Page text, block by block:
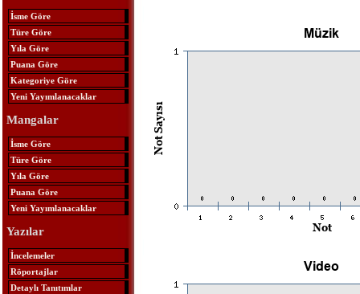
İsme Göre
Türe Göre
Yıla Göre
Puana Göre
Kategoriye Göre
Yeni Yayımlanacaklar
Mangalar
İsme Göre
Türe Göre
Yıla Göre
Puana Göre
Yeni Yayımlanacaklar
Yazılar
İncelemeler
Röportajlar
Detaylı Tanıtımlar